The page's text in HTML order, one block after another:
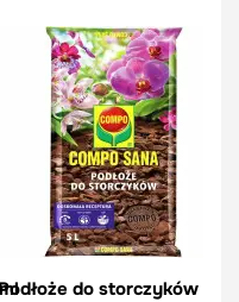
Podłoże do storczyków -